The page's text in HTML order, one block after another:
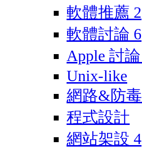
軟體推薦 2
軟體討論 6
Apple 討論
Unix-like
網路&防毒
程式設計
網站架設 4